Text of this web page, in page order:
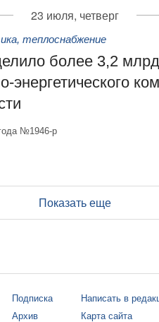
23 июля, четверг
теплоснабжение
более 3,2
энергетического
№1946-р
Показать еще
Подписка
Архив
Написать в
Карта сайта